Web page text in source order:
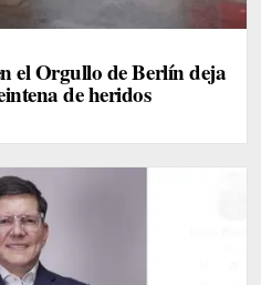
el Orgullo de Berlín deja
de heridos